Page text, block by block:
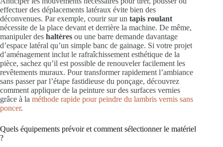
effectuer des déplacements latéraux évite bien des
déconvenues. Par exemple, courir sur un tapis roulant
nécessite de la place devant et derrière la machine. De même,
manipuler des haltères ou une barre demande davantage
d’espace latéral qu’un simple banc de gainage. Si votre projet
d’aménagement inclut le rafraîchissement esthétique de la
pièce, sachez qu’il est possible de renouveler facilement les
revêtements muraux. Pour transformer rapidement l’ambiance
sans passer par l’étape fastidieuse du ponçage, découvrez
comment appliquer de la peinture sur des surfaces vernies
grâce à la méthode rapide pour peindre du lambris vernis sans
poncer.
Quels équipements prévoir et comment sélectionner le matériel
?